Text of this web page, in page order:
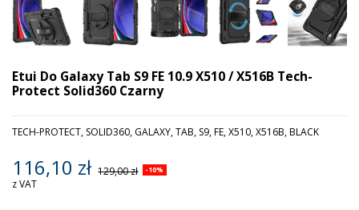
Etui Do Galaxy Tab S9 FE 10.9 X510 / X516B Tech-
Protect Solid360 Czarny
TECH-PROTECT, SOLID360, GALAXY, TAB, S9, FE, X510, X516B, BLACK
116,10 zł 129,00 zł -10%
z VAT